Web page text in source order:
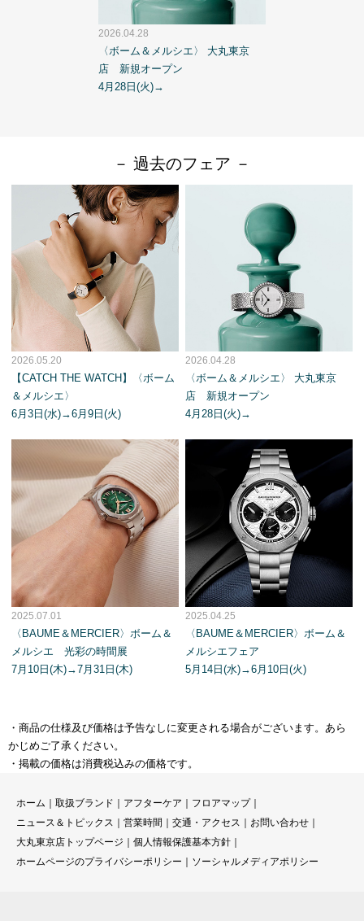
2026.04.28
〈ボーム＆メルシエ〉 大丸東京
店 新規オープン
4月28日(火)→
－ 過去のフェア －
2026.05.20
【CATCH THE WATCH】〈ボーム
＆メルシエ〉
6月3日(水)→6月9日(火)
2026.04.28
〈ボーム＆メルシエ〉 大丸東京
店 新規オープン
4月28日(火)→
2025.07.01
〈BAUME＆MERCIER〉ボーム＆
メルシエ 光彩の時間展
7月10日(木)→7月31日(木)
2025.04.25
〈BAUME＆MERCIER〉ボーム＆
メルシエフェア
5月14日(水)→6月10日(火)
・商品の仕様及び価格は予告なしに変更される場合がございます。あら
かじめご了承ください。
・掲載の価格は消費税込みの価格です。
ホーム ｜ 取扱ブランド ｜ アフターケア ｜ フロアマップ｜
ニュース＆トピックス ｜ 営業時間 ｜ 交通・アクセス ｜ お問い合わせ ｜
大丸東京店トップページ ｜ 個人情報保護基本方針 ｜
ホームページのプライバシーポリシー ｜ ソーシャルメディアポリシー